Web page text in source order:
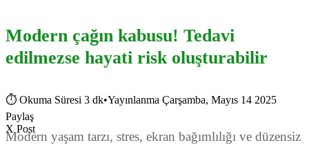
Modern çağın kabusu! Tedavi
edilmezse hayati risk oluşturabilir
⏱ Okuma Süresi 3 dk•Yayınlanma Çarşamba, Mayıs 14 2025
Paylaş
X Post
Modern yaşam tarzı, stres, ekran bağımlılığı ve düzensiz